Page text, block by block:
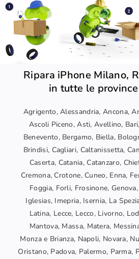
Ripara iPhone Milano,
in tutte le
Agrigento, Alessandria, Ancona,
Ascoli Piceno, Asti, Avellino,
Benevento, Bergamo, Biella,
Brindisi, Cagliari, Caltanissetta,
Caserta, Catania, Catanzaro,
Cremona, Crotone, Cuneo, Enna,
Foggia, Forli, Frosinone,
Iglesias, Imepria, Isernia, La
Latina, Lecce, Lecco, Livorno,
Mantova, Massa, Matera,
Monza e Brianza, Napoli, Novara,
Oristano, Padova, Palermo, Parma,